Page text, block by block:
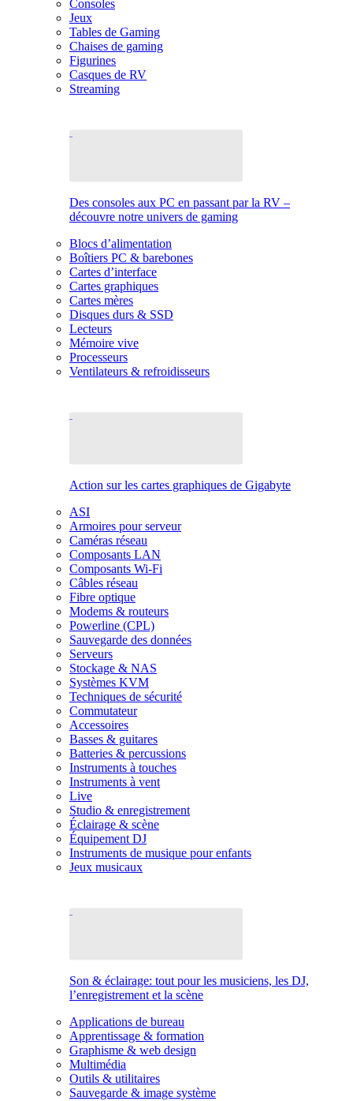
Consoles
Jeux
Tables de Gaming
Chaises de gaming
Figurines
Casques de RV
Streaming
Des consoles aux PC en passant par la RV –
découvre notre univers de gaming
Blocs d’alimentation
Boîtiers PC & barebones
Cartes d’interface
Cartes graphiques
Cartes mères
Disques durs & SSD
Lecteurs
Mémoire vive
Processeurs
Ventilateurs & refroidisseurs
Action sur les cartes graphiques de Gigabyte
ASI
Armoires pour serveur
Caméras réseau
Composants LAN
Composants Wi-Fi
Câbles réseau
Fibre optique
Modems & routeurs
Powerline (CPL)
Sauvegarde des données
Serveurs
Stockage & NAS
Systèmes KVM
Techniques de sécurité
Commutateur
Accessoires
Basses & guitares
Batteries & percussions
Instruments à touches
Instruments à vent
Live
Studio & enregistrement
Éclairage & scène
Équipement DJ
Instruments de musique pour enfants
Jeux musicaux
Son & éclairage: tout pour les musiciens, les DJ,
l’enregistrement et la scène
Applications de bureau
Apprentissage & formation
Graphisme & web design
Multimédia
Outils & utilitaires
Sauvegarde & image système